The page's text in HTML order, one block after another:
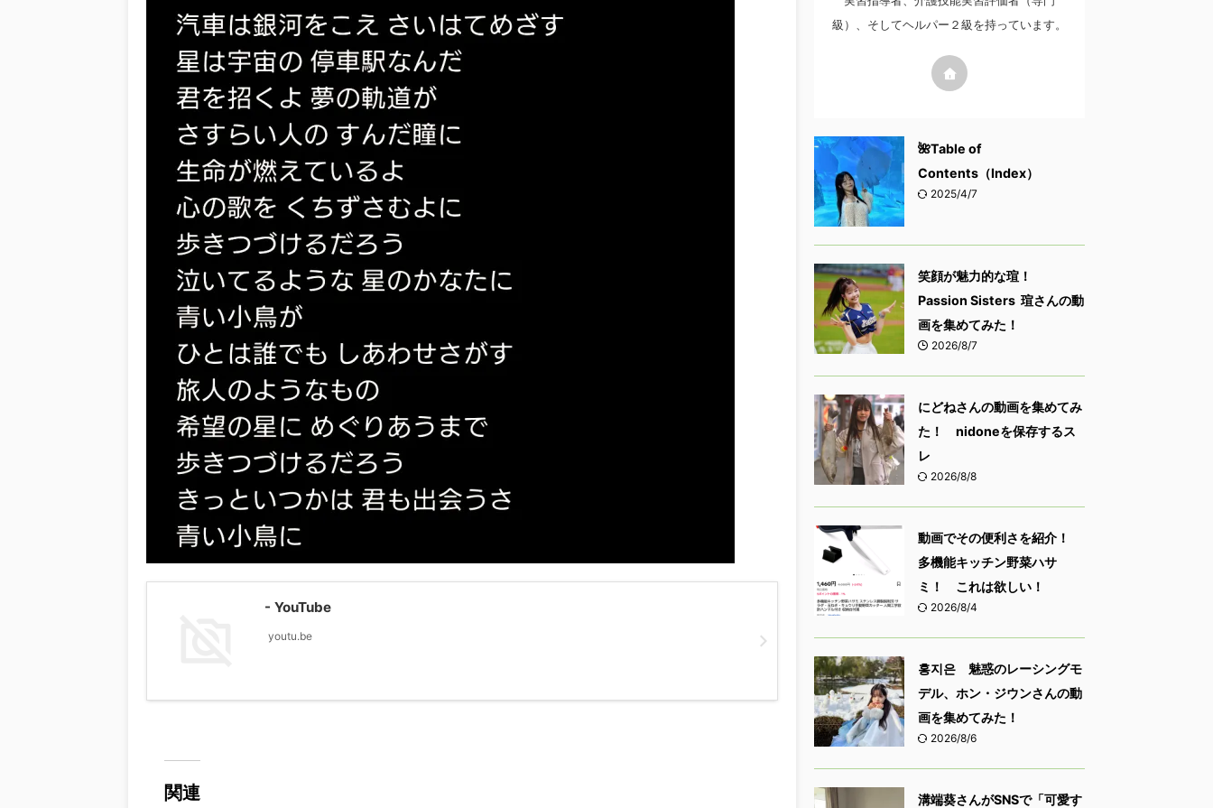
- YouTube
youtu.be
関連
級）、そしてヘルパー２級を持っています。
🌺Table of
Contents（Index）
2025/4/7
笑顔が魅力的な瑄！
Passion Sisters 瑄さんの動
画を集めてみた！
2026/8/7
にどねさんの動画を集めてみ
た！ nidoneを保存するス
レ
2026/8/8
動画でその便利さを紹介！
多機能キッチン野菜ハサ
ミ！ これは欲しい！
2026/8/4
홍지은 魅惑のレーシングモ
デル、ホン・ジウンさんの動
画を集めてみた！
2026/8/6
溝端葵さんがSNSで「可愛す